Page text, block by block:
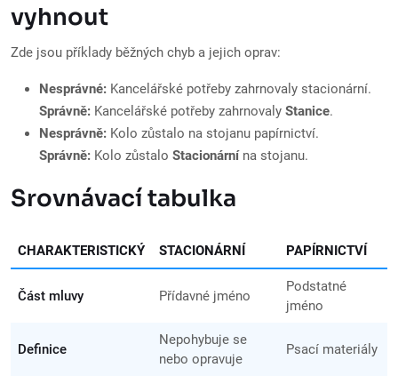
vyhnout
Zde jsou příklady běžných chyb a jejich oprav:
Nesprávné: Kancelářské potřeby zahrnovaly stacionární.
Správně: Kancelářské potřeby zahrnovaly Stanice.
Nesprávně: Kolo zůstalo na stojanu papírnictví.
Správně: Kolo zůstalo Stacionárnína stojanu.
Srovnávací tabulka
CHARAKTERISTICKÝ STACIONÁRNÍ PAPÍRNICTVÍ
Část mluvy Přídavné jméno
Podstatné
jméno
Definice
Nepohybuje se
nebo opravuje
Psací materiály